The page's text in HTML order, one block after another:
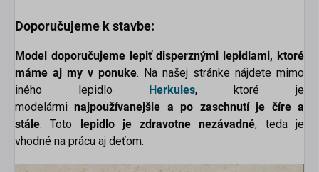
Doporučujeme k stavbe:
Model doporučujeme lepiť disperznými lepidlami, ktoré
máme aj my v ponuke. Na našej stránke nájdete mimo
iného lepidlo
Herkules, ktoré je
modelárminajpoužívanejšie a po zaschnutí je číre a
stále. Toto lepidlo je zdravotne nezávadné, teda je
vhodné na prácu aj deťom.